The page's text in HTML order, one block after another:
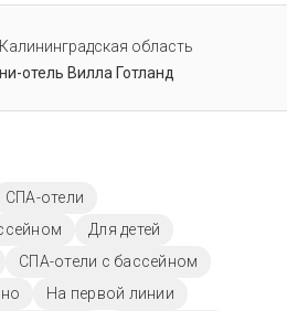
отдельно.
Калининградская область
отель Вилла Готланд
СПА-отели
Для детей
СПА-отели с бассейном
На первой линии